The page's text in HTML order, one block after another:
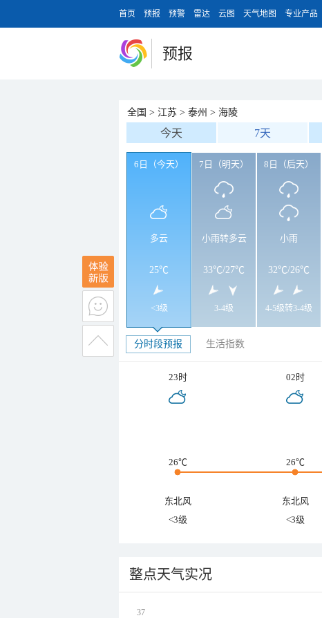
首页 预报 预警 雷达 云图 天气地图 专业产品
预报
全国 > 江苏 > 泰州 > 海陵
今天 7天
6日（今天）
多云
25℃
<3级
7日（明天）
小雨转多云
33℃/27℃
3-4级
8日（后天）
小雨
32℃/26℃
4-5级转3-4级
分时段预报 生活指数
23时 02时
26℃ 26℃
东北风 东北风
<3级
<3级
整点天气实况
37